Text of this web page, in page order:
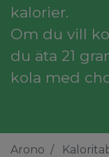
kalorier.
Om du vill
du äta 21
kola med
Arono